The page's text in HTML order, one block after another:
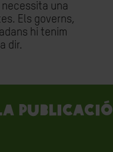
una
Els governs,
hi tenim
dir.
publicació